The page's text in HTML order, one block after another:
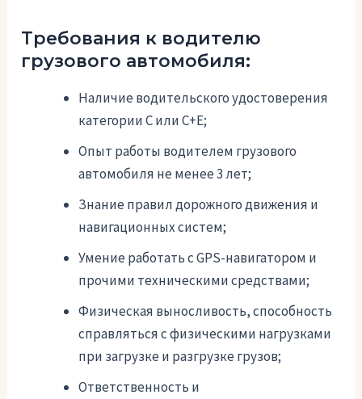
Требования к водителю
грузового автомобиля:
Наличие водительского удостоверения
категории C или C+E;
Опыт работы водителем грузового
автомобиля не менее 3 лет;
Знание правил дорожного движения и
навигационных систем;
Умение работать с GPS-навигатором и
прочими техническими средствами;
Физическая выносливость, способность
справляться с физическими нагрузками
при загрузке и разгрузке грузов;
Ответственность и